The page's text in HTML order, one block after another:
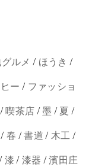
ルメ / ほうき /
ー / ファッショ
/喫茶店 /墨 / 夏 /
/ 春 /書道 / 木工 /
漆 / 漆器 /濱田庄